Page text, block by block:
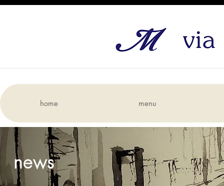
home menu
news